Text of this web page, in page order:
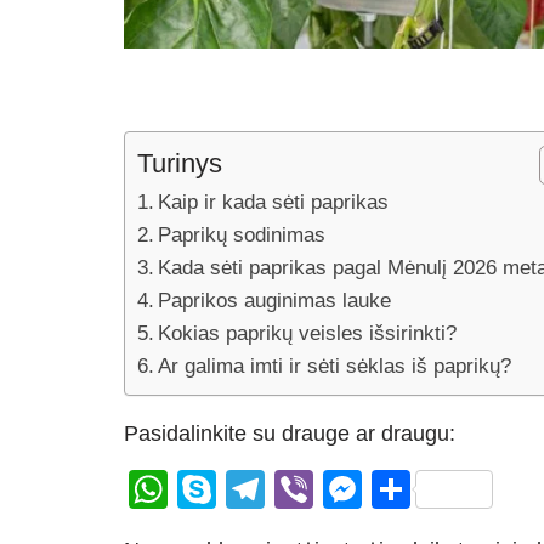
Turinys
Kaip ir kada sėti paprikas
Paprikų sodinimas
Kada sėti paprikas pagal Mėnulį 2026
Paprikos auginimas lauke
Kokias paprikų veisles išsirinkti?
Ar galima imti ir sėti sėklas iš paprikų?
Pasidalinkite su drauge ar draugu:
W
S
T
Vi
M S